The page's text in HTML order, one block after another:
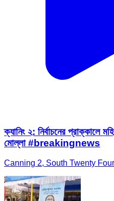
ক্যানিং ২: নির্বাচনের প্রাক্কালে
মোল্লা #breakingnews
Canning 2, South Twenty